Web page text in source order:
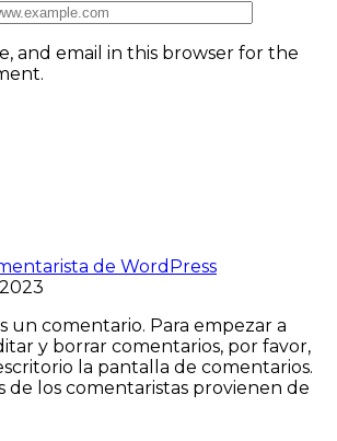
and email in this browser for the
de WordPress
un comentario. Para empezar a
y borrar comentarios, por favor,
la pantalla de comentarios.
de los comentaristas provienen de